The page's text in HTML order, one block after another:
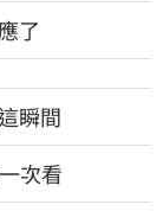
了
瞬間
次看